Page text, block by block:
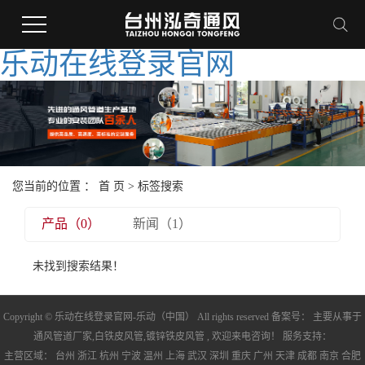
乐动在线登录官网
您当前的位置 ： 首 页 > 标签搜索
产品（0） 新闻（1）
未找到搜索结果！
Copyright © 乐动在线登录官网-乐动（中国） All rights reserved 备案号： 主要从事于
通风管道厂家, 白铁皮风管,镀锌铁皮风管 , 欢迎来电咨询！ 服务支持：
主营区域： 台州 浙江 杭州 宁波 温州 上海 武汉 深圳 重庆 广州 天津 成都 南京 合肥